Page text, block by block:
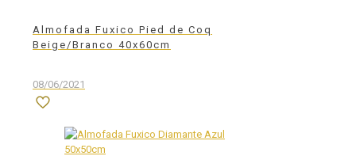
Almofada Fuxico Pied de Coq
Beige/Branco 40x60cm
08/06/2021